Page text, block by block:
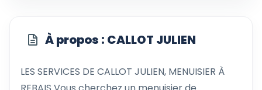
À propos : CALLOT JULIEN
LES SERVICES DE CALLOT JULIEN, MENUISIER À